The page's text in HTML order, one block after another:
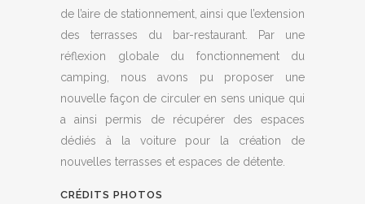
de l’aire de stationnement, ainsi que l’extension
des terrasses du bar-restaurant. Par une
réflexion globale du fonctionnement du
camping, nous avons pu proposer une
nouvelle façon de circuler en sens unique qui
a ainsi permis de récupérer des espaces
dédiés à la voiture pour la création de
nouvelles terrasses et espaces de détente.
CRÉDITS PHOTOS